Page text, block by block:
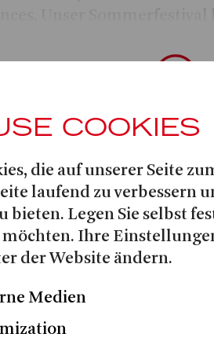
Bühnenpräsenz mit
Opernhaus
GEMEINSAM«:
oder Instrument mit
de Marco
1, Opernhaus
es zur Anmeldung
COOKIES
die auf unserer Seite
laufend zu verbessern
bieten. Legen Sie selbst
möchten. Ihre
der Website ändern.
Medien